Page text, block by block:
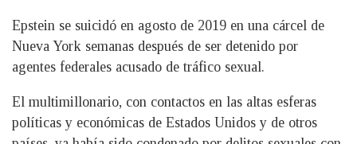
Epstein se suicidó en agosto de 2019 en una cárcel de
Nueva York semanas después de ser detenido por
agentes federales acusado de tráfico sexual.
El multimillonario, con contactos en las altas esferas
políticas y económicas de Estados Unidos y de otros